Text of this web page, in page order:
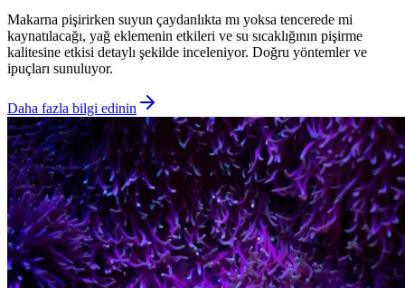
Makarna pişirirken suyun çaydanlıkta mı yoksa tencerede mi
kaynatılacağı, yağ eklemenin etkileri ve su sıcaklığının pişirme
kalitesine etkisi detaylı şekilde inceleniyor. Doğru yöntemler ve
ipuçları sunuluyor.
Daha fazla bilgi edinin